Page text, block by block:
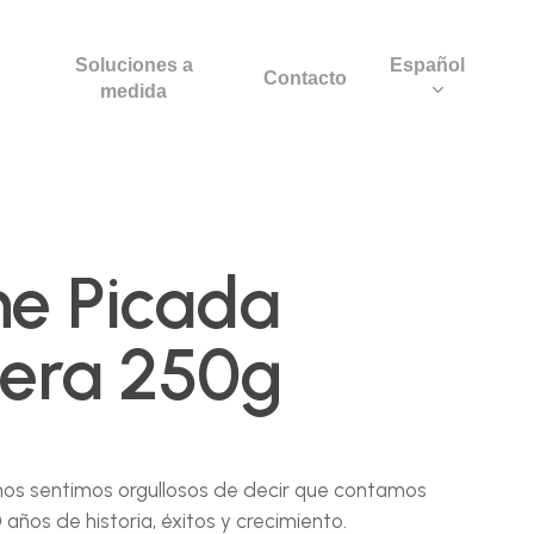
Soluciones a
medida
Contacto
Español
Picada
250g
sentimos orgullosos de decir que contamos
años de historia, éxitos y crecimiento.